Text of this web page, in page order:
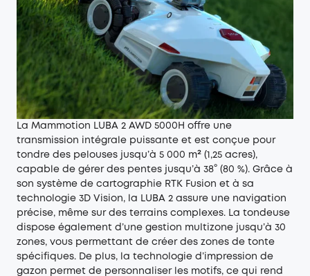
La Mammotion LUBA 2 AWD 5000H offre une
transmission intégrale puissante et est conçue pour
tondre des pelouses jusqu’à 5 000 m² (1,25 acres),
capable de gérer des pentes jusqu’à 38° (80 %). Grâce à
son système de cartographie RTK Fusion et à sa
technologie 3D Vision, la LUBA 2 assure une navigation
précise, même sur des terrains complexes. La tondeuse
dispose également d’une gestion multizone jusqu’à 30
zones, vous permettant de créer des zones de tonte
spécifiques. De plus, la technologie d’impression de
gazon permet de personnaliser les motifs, ce qui rend